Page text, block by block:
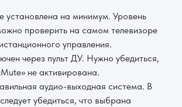
установлена на минимум. Уровень
проверить на самом телевизоре
управления.
через пульт ДУ. Нужно убедиться,
не активирована.
аудио-выходная система. В
убедиться, что выбрана